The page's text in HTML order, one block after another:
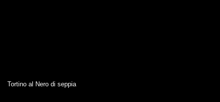
Tortino al Nero di seppia